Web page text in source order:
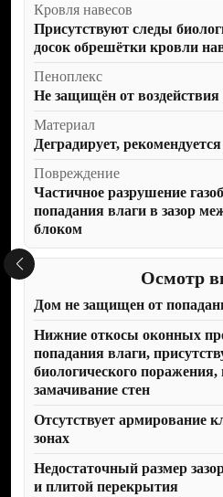
Кровля навесов
Присутствуют следы
досок обрешётки кровли
Пеноплекс
Не защищён от
Материал
Деградирует,
Повреждение
Частичное разрушение
попадания влаги в зазор
блоком
Осмотр
Дом не защищен от
Нижние откосы оконных
попадания влаги,
биологического поражения,
замачивание стен
Отсутствует армирование
зонах
Недостаточный размер
и плитой перекрытия
более 10 лет и досконально
необходимые строительные
и правила.
С
ОСМОТРА
ВЫЗОВ
В
На осмотре мы отмечаем все
по месту, а сразу после
мы вам предоставляем два
отчета, текстовую часть
направляется застройщику) и
с фотофиксацией в формате
вы могли отследить где какие
застройщику.
Рекомендуем записываться на
даты приемки квартиры. Но
возможности нет, у нас есть